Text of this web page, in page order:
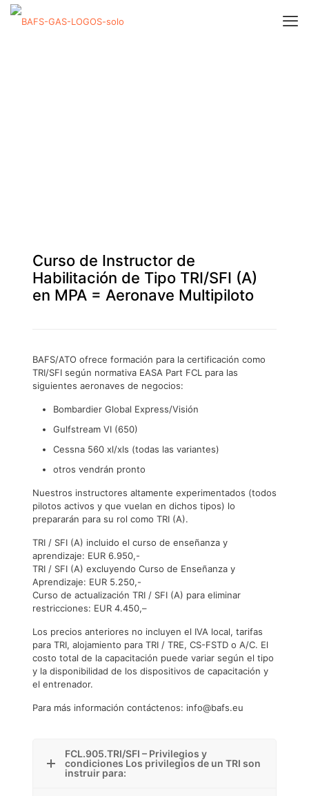
Curso de Instructor de
Habilitación de Tipo TRI/SFI (A)
en MPA = Aeronave Multipiloto
BAFS/ATO ofrece formación para la certificación como
TRI/SFI según normativa EASA Part FCL para las
siguientes aeronaves de negocios:
Bombardier Global Express/Visión
Gulfstream VI (650)
Cessna 560 xl/xls (todas las variantes)
otros vendrán pronto
Nuestros instructores altamente experimentados (todos
pilotos activos y que vuelan en dichos tipos) lo
prepararán para su rol como TRI (A).
TRI / SFI (A) incluido el curso de enseñanza y
aprendizaje: EUR 6.950,-
TRI / SFI (A) excluyendo Curso de Enseñanza y
Aprendizaje: EUR 5.250,-
Curso de actualización TRI / SFI (A) para eliminar
restricciones: EUR 4.450,–
Los precios anteriores no incluyen el IVA local, tarifas
para TRI, alojamiento para TRI / TRE, CS-FSTD o A/C. El
costo total de la capacitación puede variar según el tipo
y la disponibilidad de los dispositivos de capacitación y
el entrenador.
Para más información contáctenos: info@bafs.eu
FCL.905.TRI/SFI – Privilegios y
condiciones Los privilegios de un TRI son
instruir para: